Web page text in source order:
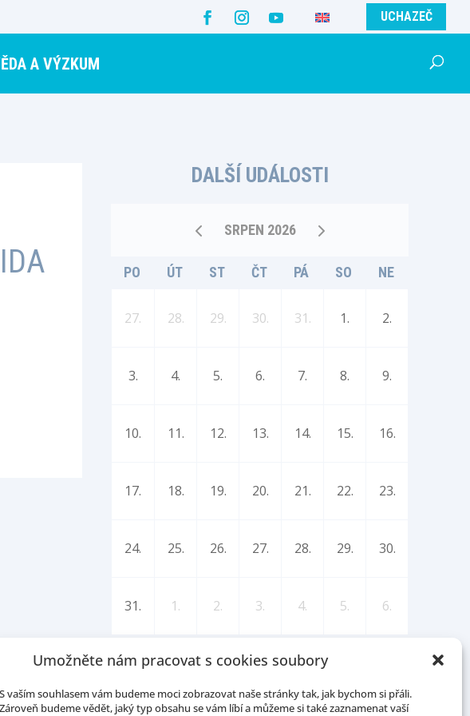
Umožněte nám pracovat s cookies soubory
S vaším souhlasem vám budeme moci zobrazovat naše stránky tak, jak bychom si přáli.
Zároveň budeme vědět, jaký typ obsahu se vám líbí a můžeme si také zaznamenat vaší
UCHAZEČ
A VÝZKUM
DALŠÍ UDÁLOSTI
SRPEN 2026
PO ÚT ST ČT PÁ SO NE
27. 28. 29. 30. 31. 1. 2.
3. 4. 5. 6. 7. 8. 9.
10. 11. 12. 13. 14. 15. 16.
17. 18. 19. 20. 21. 22. 23.
24. 25. 26. 27. 28. 29. 30.
31. 1. 2. 3. 4. 5. 6.